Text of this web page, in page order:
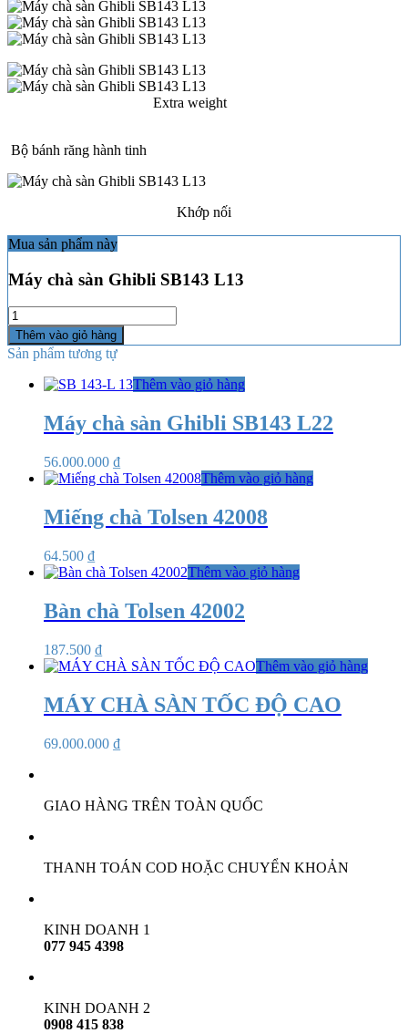
Extra weight
Bộ bánh răng hành tinh
Khớp nối
Mua sản phẩm này
Máy chà sàn Ghibli SB143 L13
Số
lượng
Thêm vào giỏ hàng
Sản phẩm tương tự
Thêm vào giỏ hàng
Máy chà sàn Ghibli SB143 L22
56.000.000 ₫
Thêm vào giỏ hàng
Miếng chà Tolsen 42008
64.500 ₫
Thêm vào giỏ hàng
Bàn chà Tolsen 42002
187.500 ₫
Thêm vào giỏ hàng
MÁY CHÀ SÀN TỐC ĐỘ CAO
69.000.000 ₫
GIAO HÀNG TRÊN TOÀN QUỐC
THANH TOÁN COD HOẶC CHUYỂN KHOẢN
KINH DOANH 1
077 945 4398
KINH DOANH 2
0908 415 838